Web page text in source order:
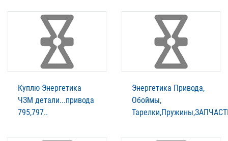
Куплю Энергетика
ЧЗМ детали...привода
795,797..
Энергетика Привода,
Обоймы,